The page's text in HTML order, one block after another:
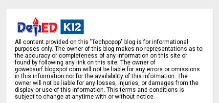
All content provided on this "Techpopop" blog is for informational
purposes only. The owner of this blog makes no representations as to
the accuracy or completeness of any information on this site or
found by following any link on this site. The owner of
gowebsurf.blogspot.com will not be liable for any errors or omissions
in this information nor for the availability of this information. The
owner will not be liable for any losses, injuries, or damages from the
display or use of this information. This terms and conditions is
subject to change at anytime with or without notice.